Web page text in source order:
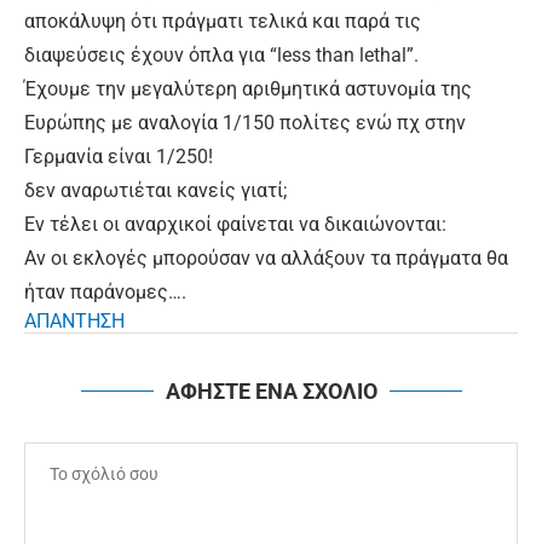
αποκάλυψη ότι πράγματι τελικά και παρά τις
διαψεύσεις έχουν όπλα για “less than lethal”.
Έχουμε την μεγαλύτερη αριθμητικά αστυνομία της
Ευρώπης με αναλογία 1/150 πολίτες ενώ πχ στην
Γερμανία είναι 1/250!
δεν αναρωτιέται κανείς γιατί;
Εν τέλει οι αναρχικοί φαίνεται να δικαιώνονται:
Αν οι εκλογές μπορούσαν να αλλάξουν τα πράγματα θα
ήταν παράνομες….
ΑΠΑΝΤΗΣΗ
ΑΦΗΣΤΕ ΕΝΑ ΣΧΟΛΙΟ